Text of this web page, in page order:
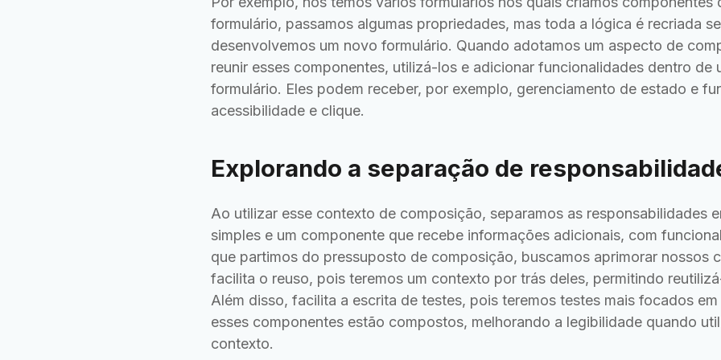
formulário, passamos algumas propriedades, mas toda a lógica é recriada
desenvolvemos um novo formulário. Quando adotamos um aspecto de
reunir esses componentes, utilizá-los e adicionar funcionalidades dentro de
formulário. Eles podem receber, por exemplo, gerenciamento de estado e
acessibilidade e clique.
Explorando a separação de
Ao utilizar esse contexto de composição, separamos as responsabilidades
simples e um componente que recebe informações adicionais, com
que partimos do pressuposto de composição, buscamos aprimorar nossos
facilita o reuso, pois teremos um contexto por trás deles, permitindo
Além disso, facilita a escrita de testes, pois teremos testes mais focados
esses componentes estão compostos, melhorando a legibilidade quando
contexto.